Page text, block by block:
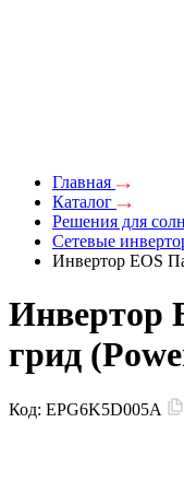
Главная
Каталог
Решения для
Сетевые
Инвертор EOS
Инвертор
грид
Код: EPG6K5D005A